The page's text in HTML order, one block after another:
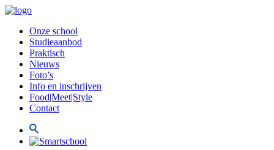
Onze school
Studieaanbod
Praktisch
Nieuws
Foto’s
Info en inschrijven
Food|Meet|Style
Contact